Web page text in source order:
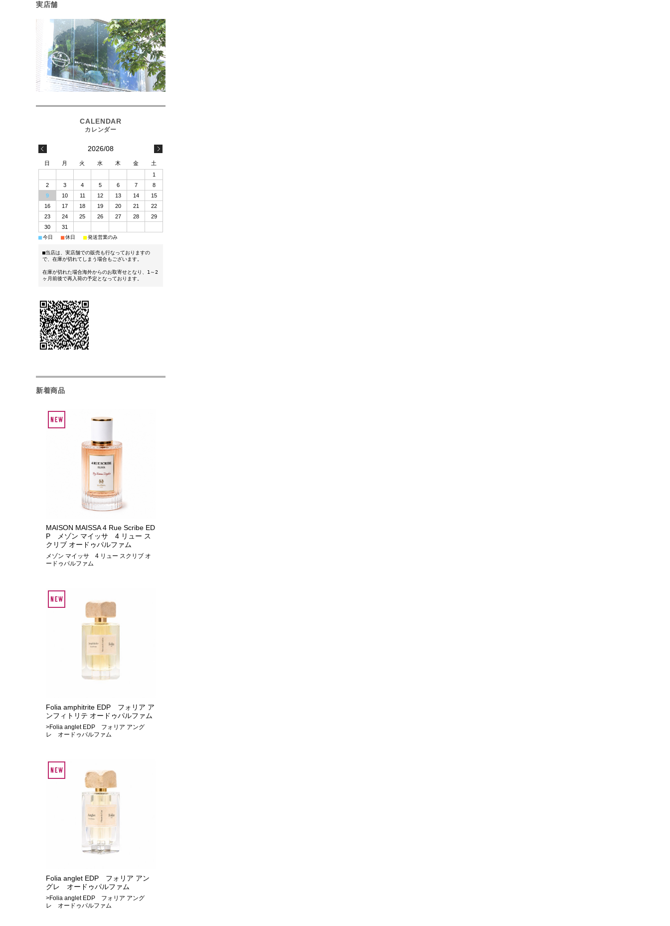
実店舗
2026/08
日 月 火 水 木 金
土
1
2
3 4 5 6 7
8
9
10 11 12 13 14
15
16
17 18 19 20 21
22
23
24 25 26 27 28
29
30
31
■今日 ■休日 ■発送営業のみ
■当店は、実店舗での販売も行なっておりますの
で、在庫が切れてしまう場合もございます。
在庫が切れた場合海外からのお取寄せとなり、1～2
ヶ月前後で再入荷の予定となっております。
新着商品
MAISON MAISSA 4 Rue Scribe ED
P メゾン マイッサ 4 リュー ス
クリブ オードゥパルファム
メゾン マイッサ 4 リュー スクリブ オ
ードゥパルファム
Folia amphitrite EDP フォリア ア
ンフィトリテ オードゥパルファム
>Folia anglet EDP フォリア アング
レ オードゥパルファム
Folia anglet EDP フォリア アン
グレ オードゥパルファム
>Folia anglet EDP フォリア アング
レ オードゥパルファム